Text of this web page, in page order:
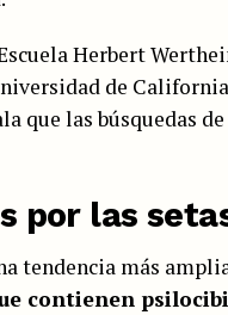
Herbert
de
que las búsquedas
por las
tendencia más
contienen